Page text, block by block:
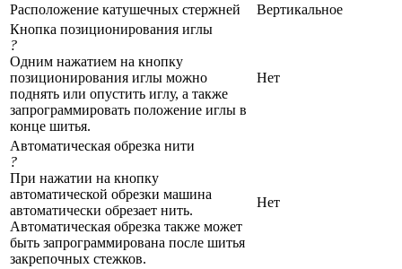
Расположение катушечных стержней
Вертикальное
Кнопка позиционирования иглы
?
Одним нажатием на кнопку
позиционирования иглы можно
поднять или опустить иглу, а также
запрограммировать положение иглы в
конце шитья.
Нет
Автоматическая обрезка нити
?
При нажатии на кнопку
автоматической обрезки машина
автоматически обрезает нить.
Автоматическая обрезка также может
быть запрограммирована после шитья
закрепочных стежков.
Нет